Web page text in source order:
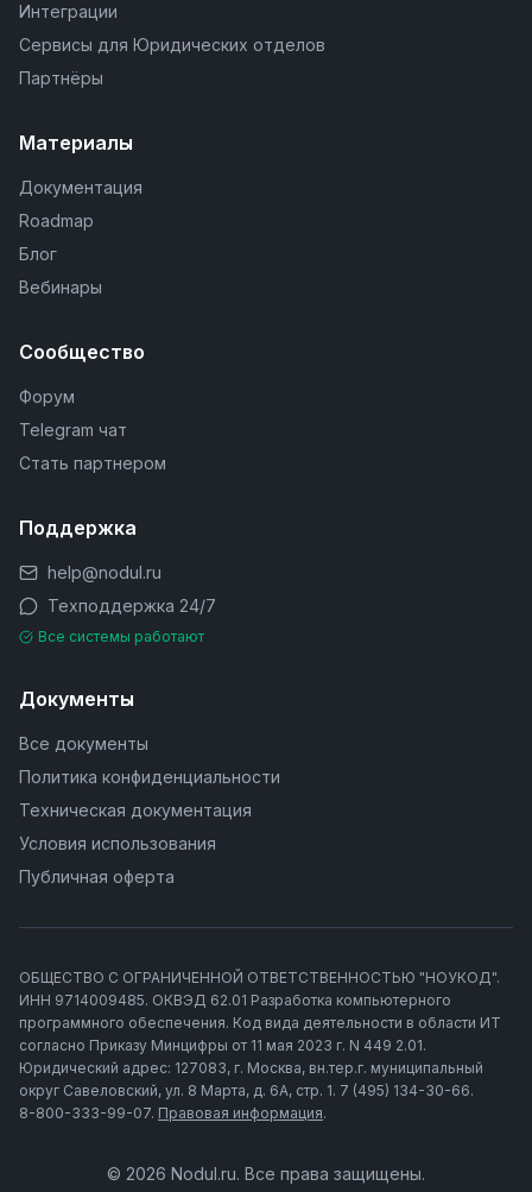
Интеграции
Сервисы для Юридических отделов
Партнёры
Материалы
Документация
Roadmap
Блог
Вебинары
Сообщество
Форум
Telegram чат
Стать партнером
Поддержка
help@nodul.ru
Техподдержка 24/7
Все системы работают
Документы
Все документы
Политика конфиденциальности
Техническая документация
Условия использования
Публичная оферта
ОБЩЕСТВО С ОГРАНИЧЕННОЙ ОТВЕТСТВЕННОСТЬЮ "НОУКОД".
ИНН 9714009485. ОКВЭД 62.01 Разработка компьютерного
программного обеспечения. Код вида деятельности в области ИТ
согласно Приказу Минцифры от 11 мая 2023 г. N 449 2.01.
Юридический адрес: 127083, г. Москва, вн.тер.г. муниципальный
округ Савеловский, ул. 8 Марта, д. 6А, стр. 1. 7 (495) 134-30-66.
8-800-333-99-07. Правовая информация.
© 2026 Nodul.ru. Все права защищены.